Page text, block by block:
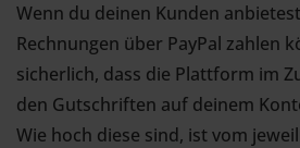
Wenn du deinen Kunden
Rechnungen über PayPal zahlen
sicherlich, dass die Plattform im
den Gutschriften auf deinem
Wie hoch diese sind, ist vom